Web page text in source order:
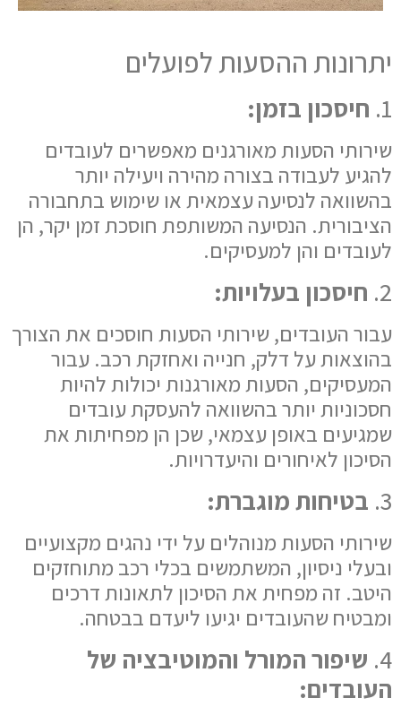
יתרונות ההסעות לפועלים
1. חיסכון בזמן:
שירותי הסעות מאורגנים מאפשרים לעובדים
להגיע לעבודה בצורה מהירה ויעילה יותר
בהשוואה לנסיעה עצמאית או שימוש בתחבורה
הציבורית. הנסיעה המשותפת חוסכת זמן יקר, הן
לעובדים והן למעסיקים.
2. חיסכון בעלויות:
עבור העובדים, שירותי הסעות חוסכים את הצורך
בהוצאות על דלק, חנייה ואחזקת רכב. עבור
המעסיקים, הסעות מאורגנות יכולות להיות
חסכוניות יותר בהשוואה להעסקת עובדים
שמגיעים באופן עצמאי, שכן הן מפחיתות את
הסיכון לאיחורים והיעדרויות.
3. בטיחות מוגברת:
שירותי הסעות מנוהלים על ידי נהגים מקצועיים
ובעלי ניסיון, המשתמשים בכלי רכב מתוחזקים
היטב. זה מפחית את הסיכון לתאונות דרכים
ומבטיח שהעובדים יגיעו ליעדם בבטחה.
4. שיפור המורל והמוטיבציה של
העובדים: